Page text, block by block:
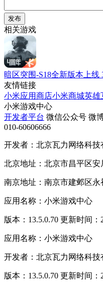
发布
相关游戏
暗区突围-S18全新版本上线
友情链接
小米应用商店小米商城英雄
小米游戏中心
开发者平台 微信公众号 微
010-60606666
开发者：北京瓦力网络科技
北京地址：北京市昌平区安
南京地址：南京市建邺区永
应用名称：小米游戏中心
版本：13.5.0.70 更新时间：
应用名称：小米游戏中心
开发者：北京瓦力网络科技
版本：13.5.0.70 更新时间：